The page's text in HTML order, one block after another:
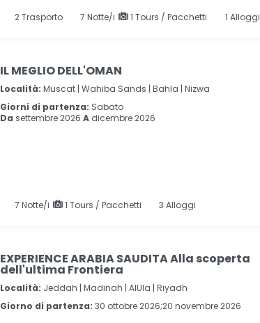
2Trasporto 7 Notte/i 1 Tours / Pacchetti 1 Alloggi
IL MEGLIO DELL'OMAN
Località: Muscat | Wahiba Sands | Bahla | Nizwa
Giorni di partenza: Sabato
Da settembre 2026 A dicembre 2026
7 Notte/i 1 Tours / Pacchetti 3 Alloggi
EXPERIENCE ARABIA SAUDITA Alla scoperta
dell'ultima Frontiera
Località: Jeddah | Madinah | AlUla | Riyadh
Giorno di partenza: 30 ottobre 2026;20 novembre 2026